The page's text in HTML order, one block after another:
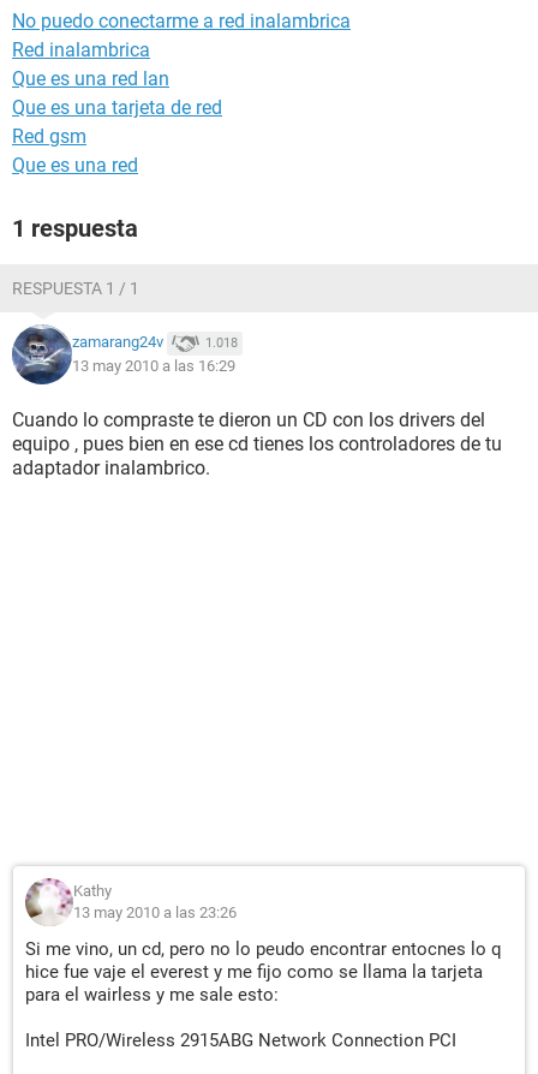
No puedo conectarme a red inalambrica
Red inalambrica
Que es una red lan
Que es una tarjeta de red
Red gsm
Que es una red
1 respuesta
RESPUESTA 1 / 1
zamarang24v 1.018
13 may 2010 a las 16:29
Cuando lo compraste te dieron un CD con los drivers del
equipo , pues bien en ese cd tienes los controladores de tu
adaptador inalambrico.
Kathy
13 may 2010 a las 23:26
Si me vino, un cd, pero no lo peudo encontrar entocnes lo q
hice fue vaje el everest y me fijo como se llama la tarjeta
para el wairless y me sale esto:
Intel PRO/Wireless 2915ABG Network Connection PCI